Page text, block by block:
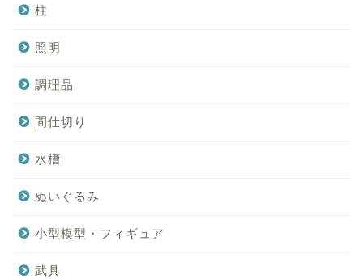
柱
照明
調理品
間仕切り
水槽
ぬいぐるみ
小型模型・フィギュア
武具